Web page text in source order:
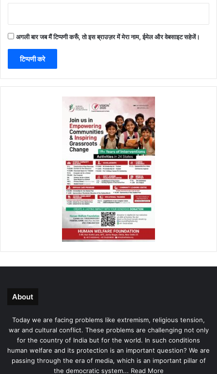
अगली बार जब मैं टिप्पणी करूँ, तो इस ब्राउज़र में मेरा नाम, ईमेल और वेबसाइट सहेजें।
About
Today we are facing problems like extremism, religious tension,
war and cultural conflict. These problems are challenging not only
for the country of India but for the world. In such conditions
human welfare and its protection is an important question? We are
passing through the era of media, which is an important pillar of
the democratic system... Read More